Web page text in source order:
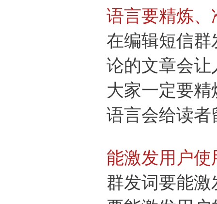
语言要精炼
在编辑短信
论的文章会
大家一定要精
语言会给读
能激发用户使
群发词要能